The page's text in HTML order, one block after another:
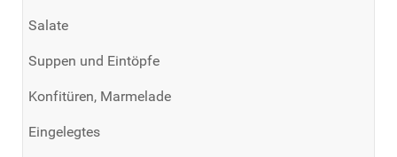
Salate
Suppen und Eintöpfe
Konfitüren, Marmelade
Eingelegtes